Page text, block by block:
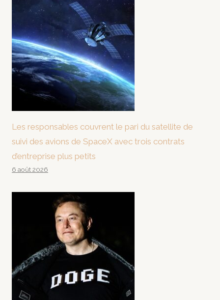
Les responsables couvrent le pari du satellite de
suivi des avions de SpaceX avec trois contrats
d’entreprise plus petits
6 août 2026